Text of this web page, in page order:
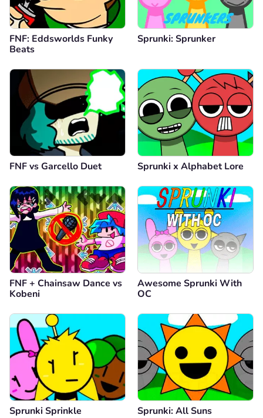
FNF: Eddsworlds Funky
Beats
Sprunki: Sprunker
FNF vs Garcello Duet Sprunki x Alphabet Lore
FNF + Chainsaw Dance vs
Kobeni
Awesome Sprunki With
OC
Sprunki Sprinkle Sprunki: All Suns